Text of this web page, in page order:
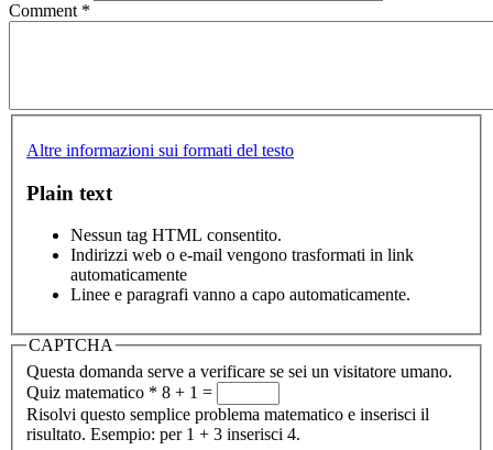
Comment *
Altre informazioni sui formati del testo
Plain text
Nessun tag HTML consentito.
Indirizzi web o e-mail vengono trasformati in link
automaticamente
Linee e paragrafi vanno a capo automaticamente.
CAPTCHA
Questa domanda serve a verificare se sei un visitatore umano.
Quiz matematico * 8 + 1 =
Risolvi questo semplice problema matematico e inserisci il
risultato. Esempio: per 1 + 3 inserisci 4.